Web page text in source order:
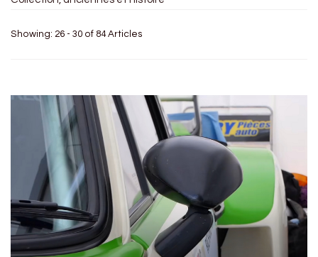
Showing: 26 - 30 of 84 Articles